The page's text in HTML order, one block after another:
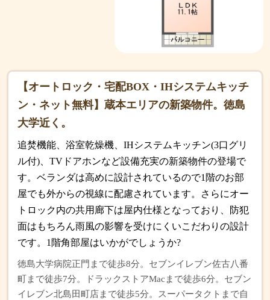
【オートロック・宅配BOX・IHシステムキッチ
ン・ネット無料】蔵本エリアの新築物件。徳島
大学近く。
追焚機能、浴室乾燥機、IHシステムキッチン(3口グリ
ル付)、TVドアホンなど設備充実の新築物件の登場で
す。ベランダは高めに設計されているので1階のお部
屋でも外からの視線に配慮されています。さらにオー
トロック内の共用廊下は屋内仕様となっており、防犯
面はもちろん雨風の影響を受けにくいこだわりの設計
です。1階角部屋はいかがでしょうか?
徳島大学病院正門まで徒歩8分。セブンイレブン佐古八番
町まで徒歩7分。ドラックストアMacまで徒歩6分。セブン
イレブン北島田町店まで徒歩5分。スーパータクトまで自